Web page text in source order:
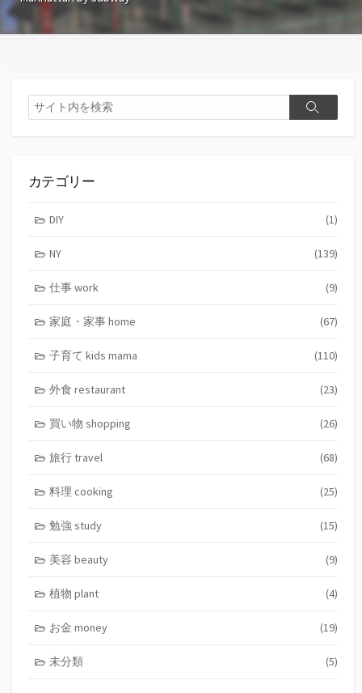
検
索
検
カテゴリー
DIY (1)
NY (139)
仕事 work (9)
家庭・家事 home (67)
子育て kids mama (110)
外食 restaurant (23)
買い物 shopping (26)
旅行 travel (68)
料理 cooking (25)
勉強 study (15)
美容 beauty (9)
植物 plant (4)
お金 money (19)
未分類 (5)